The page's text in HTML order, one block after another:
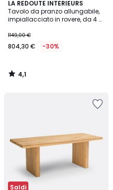
LA REDOUTE INTERIEURS
Tavolo da pranzo allungabile,
impiallacciato in rovere, da 4 a
1149,00 €
804,30 € -30%
4,1
/ 5
4,1
/
Saldi